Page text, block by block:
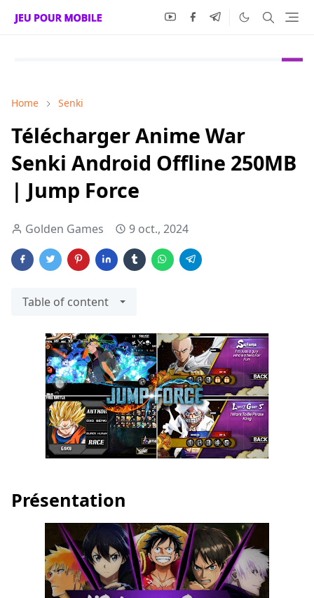
Home Senki
Télécharger Anime War
Senki Android Offline 250MB
| Jump Force
Golden Games 9 oct., 2024
Table of content
Présentation